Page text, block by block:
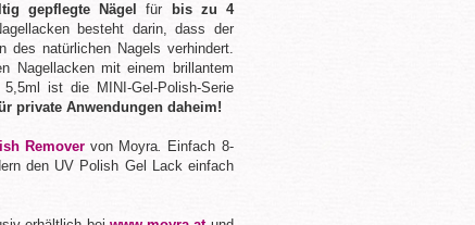
gepflegte Nägel für
bis zu 4
besteht darin, dass der
des natürlichen Nagels verhindert.
Nagellacken mit einem brillantem
ist die MINI-Gel-Polish-Serie
private Anwendungen daheim!
Removervon Moyra. Einfach 8-
den UV Polish Gel Lack einfach